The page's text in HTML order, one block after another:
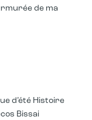
de ma
d’été Histoire
Bissai